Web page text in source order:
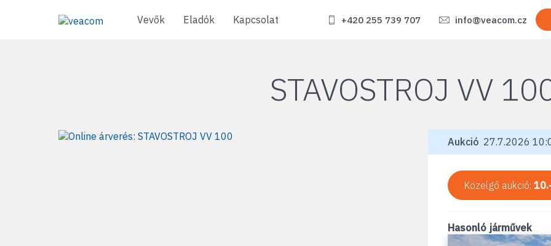
Vevők Eladók Kapcsolat +420 255 739 707 info@veacom.cz
STAVOSTROJ VV
Aukció 27.7.2026
Közelgő aukció:
Hasonló járművek